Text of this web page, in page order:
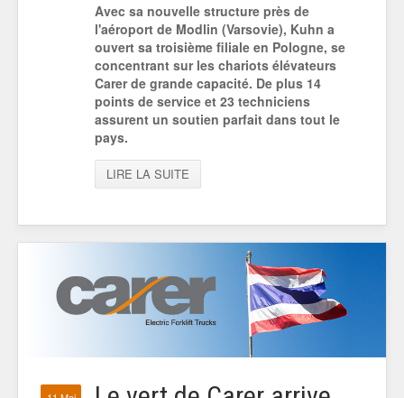
Avec sa nouvelle structure près de
l'aéroport de Modlin (Varsovie), Kuhn a
ouvert sa troisième filiale en Pologne, se
concentrant sur les chariots élévateurs
Carer de grande capacité. De plus 14
points de service et 23 techniciens
assurent un soutien parfait dans tout le
pays.
LIRE LA SUITE